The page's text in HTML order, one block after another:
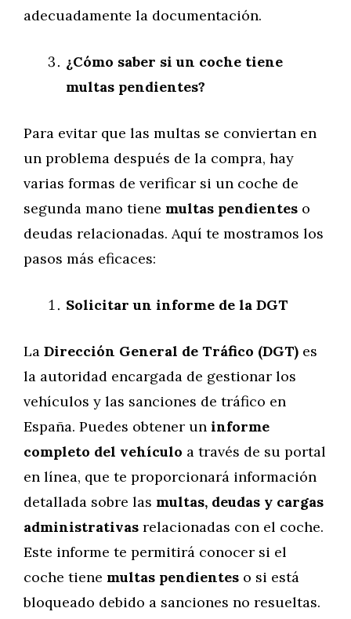
adecuadamente la documentación.
¿Cómo saber si un coche tiene
multas pendientes?
Para evitar que las multas se conviertan en
un problema después de la compra, hay
varias formas de verificar si un coche de
segunda mano tiene multas pendientes o
deudas relacionadas. Aquí te mostramos los
pasos más eficaces:
Solicitar un informe de la DGT
La Dirección General de Tráfico (DGT) es
la autoridad encargada de gestionar los
vehículos y las sanciones de tráfico en
España. Puedes obtener un informe
completo del vehículo a través de su portal
en línea, que te proporcionará información
detallada sobre las multas, deudas y cargas
administrativas relacionadas con el coche.
Este informe te permitirá conocer si el
coche tiene multas pendientes o si está
bloqueado debido a sanciones no resueltas.